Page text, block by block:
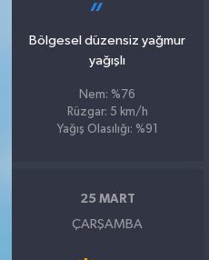
Bölgesel düzensiz yağmur
yağışlı
Nem: %76
Rüzgar: 5 km/h
Yağış Olasılığı: %91
25 MART
ÇARŞAMBA